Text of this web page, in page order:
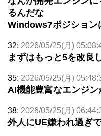
るんだな
Windows7ポジション
32: 2026/05/25(月)
まずはもっと5を改良
35: 2026/05/25(月)
AI機能豊富なエンジ
38: 2026/05/25(月)
外人にUE嫌われ過ぎ